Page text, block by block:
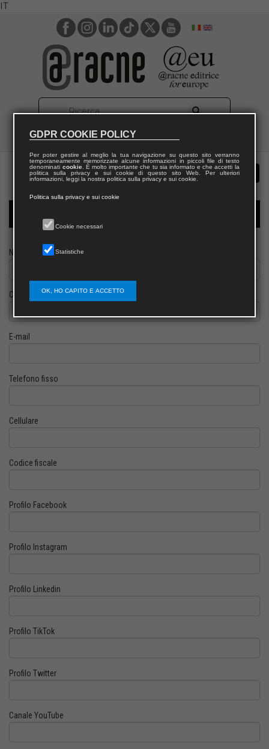
IT
Modulo richiesta saggio biblioteca
Nome
Cognome
E-mail
Telefono fisso
Cellulare
Codice fiscale
Profilo Facebook
Profilo Instagram
Profilo Linkedin
Profilo TikTok
Profilo Twitter
Canale YouTube
GDPR COOKIE POLICY
Per poter gestire al meglio la tua navigazione su questo sito verranno
temporaneamente memorizzate alcune informazioni in piccoli file di testo
denominati cookie. È molto importante che tu sia informato e che accetti la
politica sulla privacy e sui cookie di questo sito Web. Per ulteriori
informazioni, leggi la nostra politica sulla privacy e sui cookie.
Politica sulla privacy e sui cookie
Cookie necessari
Statistiche
OK, HO CAPITO E ACCETTO